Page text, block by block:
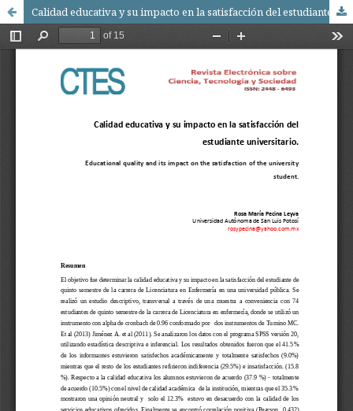
Calidad educativa y su impacto en la satisfacción del estudiante universitario. Educational quality and its impact on the satisfaction of the university student.